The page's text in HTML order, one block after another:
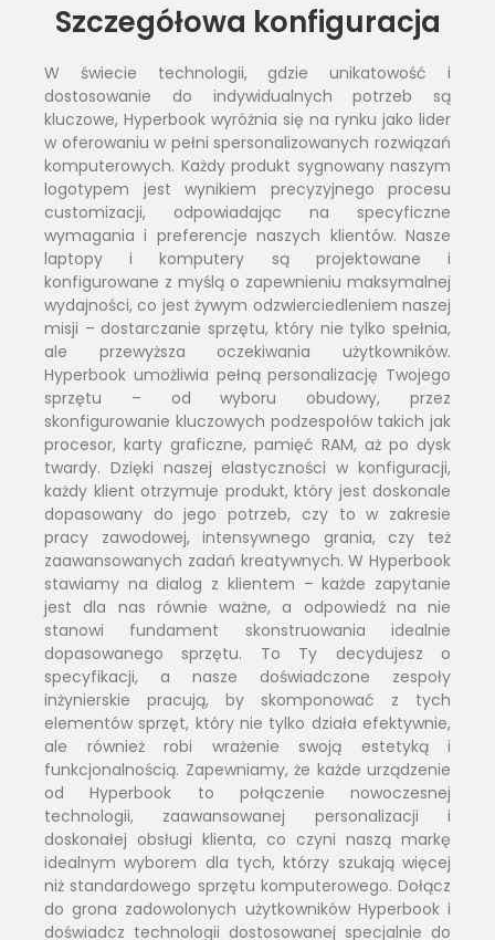
Szczegółowa konfiguracja
W świecie technologii, gdzie unikatowość i
dostosowanie do indywidualnych potrzeb są
kluczowe, Hyperbook wyróżnia się na rynku jako lider
w oferowaniu w pełni spersonalizowanych rozwiązań
komputerowych. Każdy produkt sygnowany naszym
logotypem jest wynikiem precyzyjnego procesu
customizacji, odpowiadając na specyficzne
wymagania i preferencje naszych klientów. Nasze
laptopy i komputery są projektowane i
konfigurowane z myślą o zapewnieniu maksymalnej
wydajności, co jest żywym odzwierciedleniem naszej
misji – dostarczanie sprzętu, który nie tylko spełnia,
ale przewyższa oczekiwania użytkowników.
Hyperbook umożliwia pełną personalizację Twojego
sprzętu – od wyboru obudowy, przez
skonfigurowanie kluczowych podzespołów takich jak
procesor, karty graficzne, pamięć RAM, aż po dysk
twardy. Dzięki naszej elastyczności w konfiguracji,
każdy klient otrzymuje produkt, który jest doskonale
dopasowany do jego potrzeb, czy to w zakresie
pracy zawodowej, intensywnego grania, czy też
zaawansowanych zadań kreatywnych. W Hyperbook
stawiamy na dialog z klientem – każde zapytanie
jest dla nas równie ważne, a odpowiedź na nie
stanowi fundament skonstruowania idealnie
dopasowanego sprzętu. To Ty decydujesz o
specyfikacji, a nasze doświadczone zespoły
inżynierskie pracują, by skomponować z tych
elementów sprzęt, który nie tylko działa efektywnie,
ale również robi wrażenie swoją estetyką i
funkcjonalnością. Zapewniamy, że każde urządzenie
od Hyperbook to połączenie nowoczesnej
technologii, zaawansowanej personalizacji i
doskonałej obsługi klienta, co czyni naszą markę
idealnym wyborem dla tych, którzy szukają więcej
niż standardowego sprzętu komputerowego. Dołącz
do grona zadowolonych użytkowników Hyperbook i
doświadcz technologii dostosowanej specjalnie do